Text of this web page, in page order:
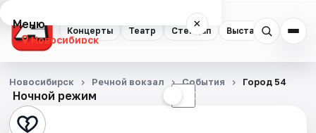
Концерты Театр Стендап Выставки
Меню ×
Новосибирск
Концерты
Театр
Ночной режим ☾
Новосибирск Речной вокзал События Город 54